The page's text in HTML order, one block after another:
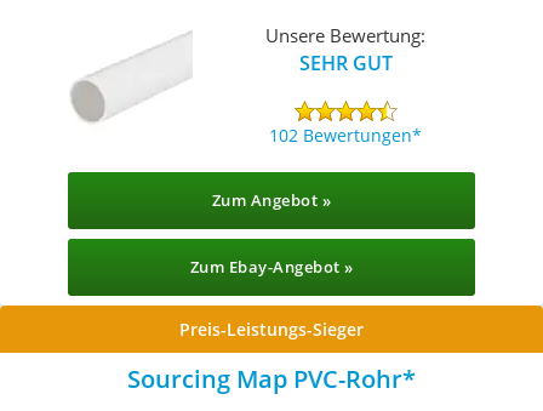
Unsere Bewertung:
SEHR GUT
102 Bewertungen
Zum Angebot »
Zum Ebay-Angebot »
Preis-Leistungs-Sieger
Sourcing Map PVC-Rohr